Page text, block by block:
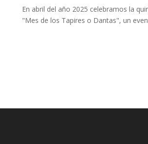
En abril del año 2025 celebramos la
"Mes de los Tapires o Dantas", un